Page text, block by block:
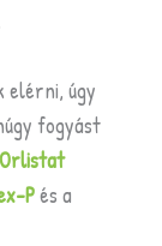
elérni, úgy
fogyást
Orlistat
Pés a